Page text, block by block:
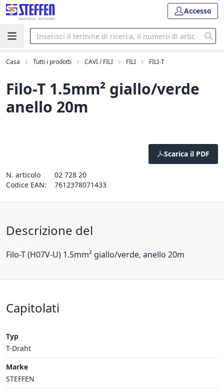
Accesso
Casa Tutti i prodotti CAVI / FILI FILI FILI-T
Filo-T 1.5mm² giallo/verde
anello 20m
Scarica il PDF
N. articolo
02 728 20
Codice EAN:
7612378071433
Descrizione del
Filo-T (H07V-U) 1.5mm² giallo/verde, anello 20m
Capitolati
Typ
T-Draht
Marke
STEFFEN